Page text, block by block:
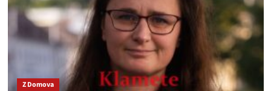
naTA3
masaker
motorovou
pílou
Video
Z Domova